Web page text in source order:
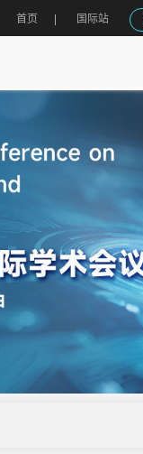
首页 国际站